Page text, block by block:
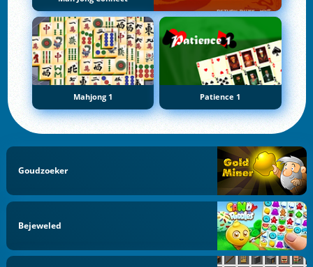
Mahjong 1 Patience 1
Goudzoeker
Bejeweled